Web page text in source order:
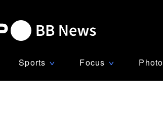
Sports ∨ Focus ∨ Photo